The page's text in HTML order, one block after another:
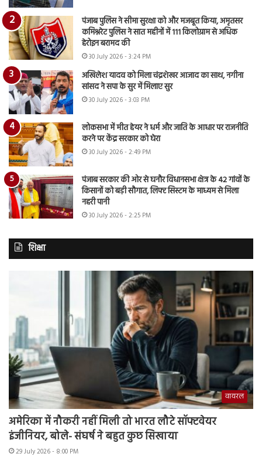
पंजाब पुलिस ने सीमा सुरक्षा को और मजबूत किया, अमृतसर
कमिश्नरेट पुलिस ने सात महीनों में 111 किलोग्राम से अधिक
हेरोइन बरामद की
30 July 2026 - 3:24 PM
अखिलेश यादव को मिला चंद्रशेखर आजाद का साथ, नगीना
सांसद ने सपा के सुर में मिलाए सुर
30 July 2026 - 3:03 PM
लोकसभा में मीत हेयर ने धर्म और जाति के आधार पर राजनीति
करने पर केंद्र सरकार को घेरा
30 July 2026 - 2:49 PM
पंजाब सरकार की ओर से घनौर विधानसभा क्षेत्र के 42 गांवों के
किसानों को बड़ी सौगात, लिफ्ट सिस्टम के माध्यम से मिला
नहरी पानी
30 July 2026 - 2:25 PM
शिक्षा
वायरल
अमेरिका में नौकरी नहीं मिली तो भारत लौटे सॉफ्टवेयर
इंजीनियर, बोले- संघर्ष ने बहुत कुछ सिखाया
29 July 2026 - 8:00 PM